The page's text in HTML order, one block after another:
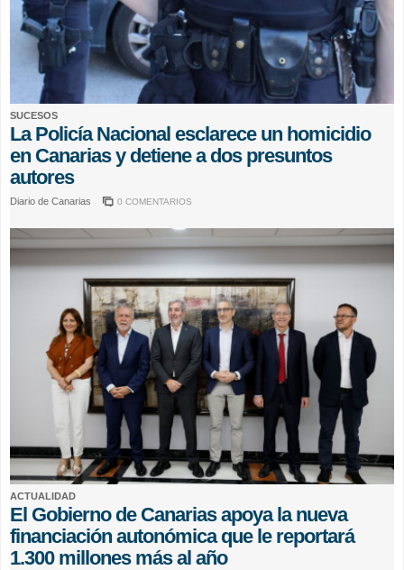
SUCESOS
La Policía Nacional esclarece un homicidio
en Canarias y detiene a dos presuntos
autores
Diario de Canarias 0 COMENTARIOS
ACTUALIDAD
El Gobierno de Canarias apoya la nueva
financiación autonómica que le reportará
1.300 millones más al año